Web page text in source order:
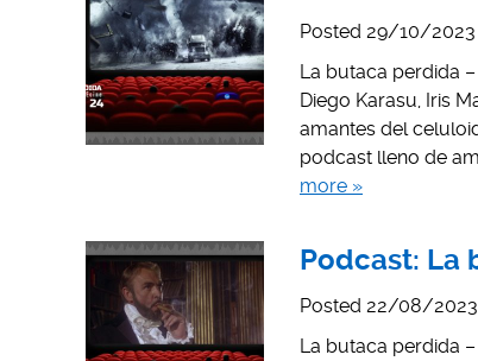
Posted 29/10/2023
La butaca perdida
Diego Karasu, Iris
amantes del
podcast lleno de
more »
Podcast: La
Posted 22/08/2023
La butaca perdida